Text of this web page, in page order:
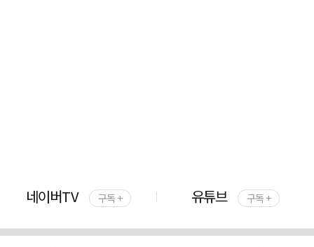
네이버TV 구독 + 유튜브 구독 +